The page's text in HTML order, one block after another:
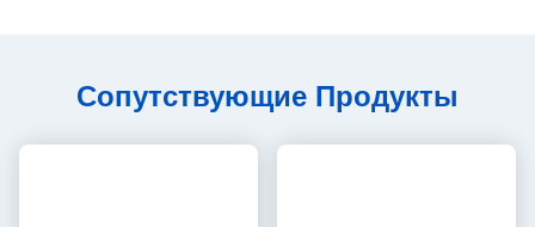
Сопутствующие Продукты